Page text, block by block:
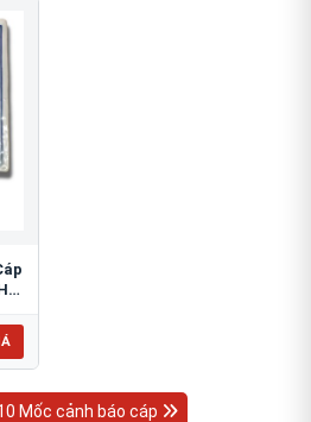
Mốc cảnh báo cáp